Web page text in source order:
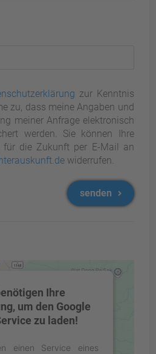
zur Kenntnis
zu, dass meine Angaben und
meiner Anfrage elektronisch
werden. Sie können Ihre
für die Zukunft per E-Mail an
widerrufen.
senden
Ihre
um den Google
zu laden!
einen Service eines